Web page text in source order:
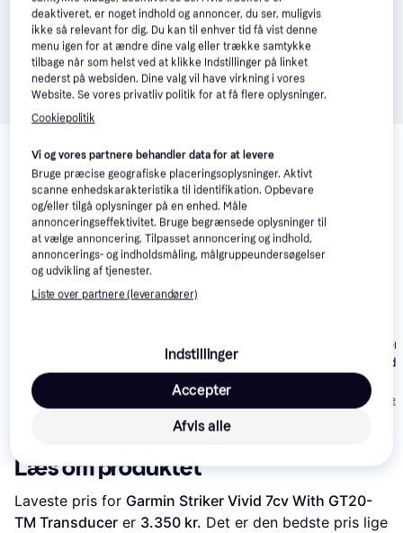
Se vores forslag til andre produkter, der matcher dine
interesser. Vis alle
12.383 kr.
Lowrance Elite-12 Ti
330 kr.
Garmin Striker
Vivid 7sv Med
GT52HW-TM
transducer
3.499 kr.
Eller 3 betalinger
Læs om produktet
Laveste pris for Garmin Striker Vivid 7cv With GT20-
TM Transducer er 3.350 kr. Det er den bedste pris lige
deaktiveret, er noget indhold og annoncer, du ser, muligvis
ikke så relevant for dig. Du kan til enhver tid få vist denne
menu igen for at ændre dine valg eller trække samtykke
tilbage når som helst ved at klikke Indstillinger på linket
nederst på websiden. Dine valg vil have virkning i vores
Website. Se vores privatliv politik for at få flere oplysninger.
Cookiepolitik
Vi og vores partnere behandler data for at levere
Bruge præcise geografiske placeringsoplysninger. Aktivt
scanne enhedskarakteristika til identifikation. Opbevare
og/eller tilgå oplysninger på en enhed. Måle
annonceringseffektivitet. Bruge begrænsede oplysninger til
at vælge annoncering. Tilpasset annoncering og indhold,
annoncerings- og indholdsmåling, målgruppeundersøgelser
og udvikling af tjenester.
Liste over partnere (leverandører)
Indstillinger
Afvis alle
Accepter